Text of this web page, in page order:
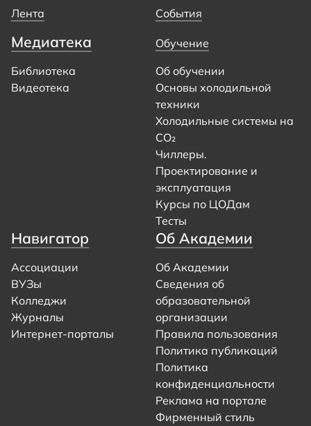
Лента События
Медиатека
Библиотека
Видеотека
Обучение
Об обучении
Основы холодильной
техники
Холодильные системы на
CO₂
Чиллеры.
Проектирование и
эксплуатация
Курсы по ЦОДам
Тесты
Навигатор
Ассоциации
ВУЗы
Колледжи
Журналы
Интернет-порталы
Об Академии
Об Академии
Сведения об
образовательной
организации
Правила пользования
Политика публикаций
Политика
конфиденциальности
Реклама на портале
Фирменный стиль